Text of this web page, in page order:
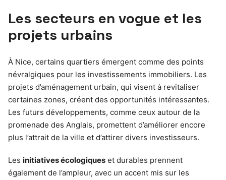
Les secteurs en vogue et les
projets urbains
À Nice, certains quartiers émergent comme des points
névralgiques pour les investissements immobiliers. Les
projets d’aménagement urbain, qui visent à revitaliser
certaines zones, créent des opportunités intéressantes.
Les futurs développements, comme ceux autour de la
promenade des Anglais, promettent d’améliorer encore
plus l’attrait de la ville et d’attirer divers investisseurs.
Les initiatives écologiques et durables prennent
également de l’ampleur, avec un accent mis sur les